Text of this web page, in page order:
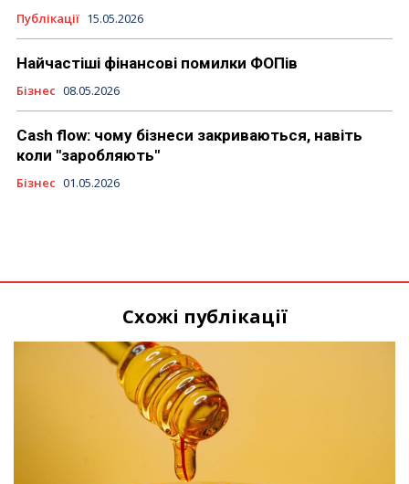
Публікації 15.05.2026
Найчастіші фінансові помилки ФОПів
Бізнес 08.05.2026
Cash flow: чому бізнеси закриваються, навіть
коли "заробляють"
Бізнес 01.05.2026
Схожі публікації